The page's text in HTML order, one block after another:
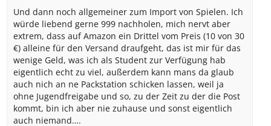
Und dann noch allgemeiner zum Import von Spielen. Ich
würde liebend gerne 999 nachholen, mich nervt aber
extrem, dass auf Amazon ein Drittel vom Preis (10 von 30
€) alleine für den Versand draufgeht, das ist mir für das
wenige Geld, was ich als Student zur Verfügung hab
eigentlich echt zu viel, außerdem kann mans da glaub
auch nich an ne Packstation schicken lassen, weil ja
ohne Jugendfreigabe und so, zu der Zeit zu der die Post
kommt, bin ich aber nie zuhause und sonst eigentlich
auch niemand….